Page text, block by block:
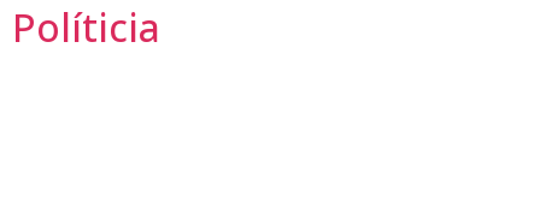
Políticia